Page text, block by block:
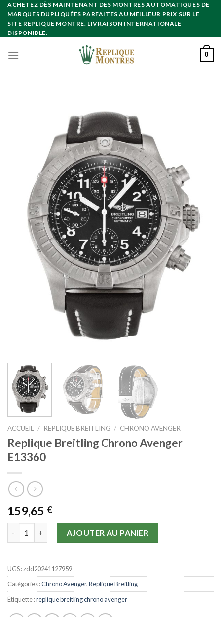
Skip
content
ACHETEZ DÈS MAINTENANT DES MONTRES AUTOMATIQUES DE
MARQUES DUPLIQUÉES PARFAITES AU MEILLEUR PRIX SUR LE
SITE REPLIQUE MONTRE. LIVRAISON INTERNATIONALE
DISPONIBLE.
0
ACCUEIL / REPLIQUE BREITLING / CHRONO AVENGER
Replique Breitling Chrono Avenger
E13360
159,65 €
AJOUTER AU PANIER
UGS :zdd20241127959
Catégories :Chrono Avenger,Replique Breitling
Étiquette :replique breitling chrono avenger